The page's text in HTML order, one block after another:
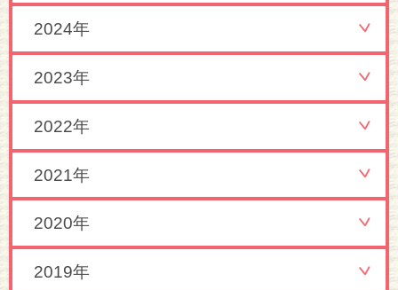
2024年
2023年
2022年
2021年
2020年
2019年